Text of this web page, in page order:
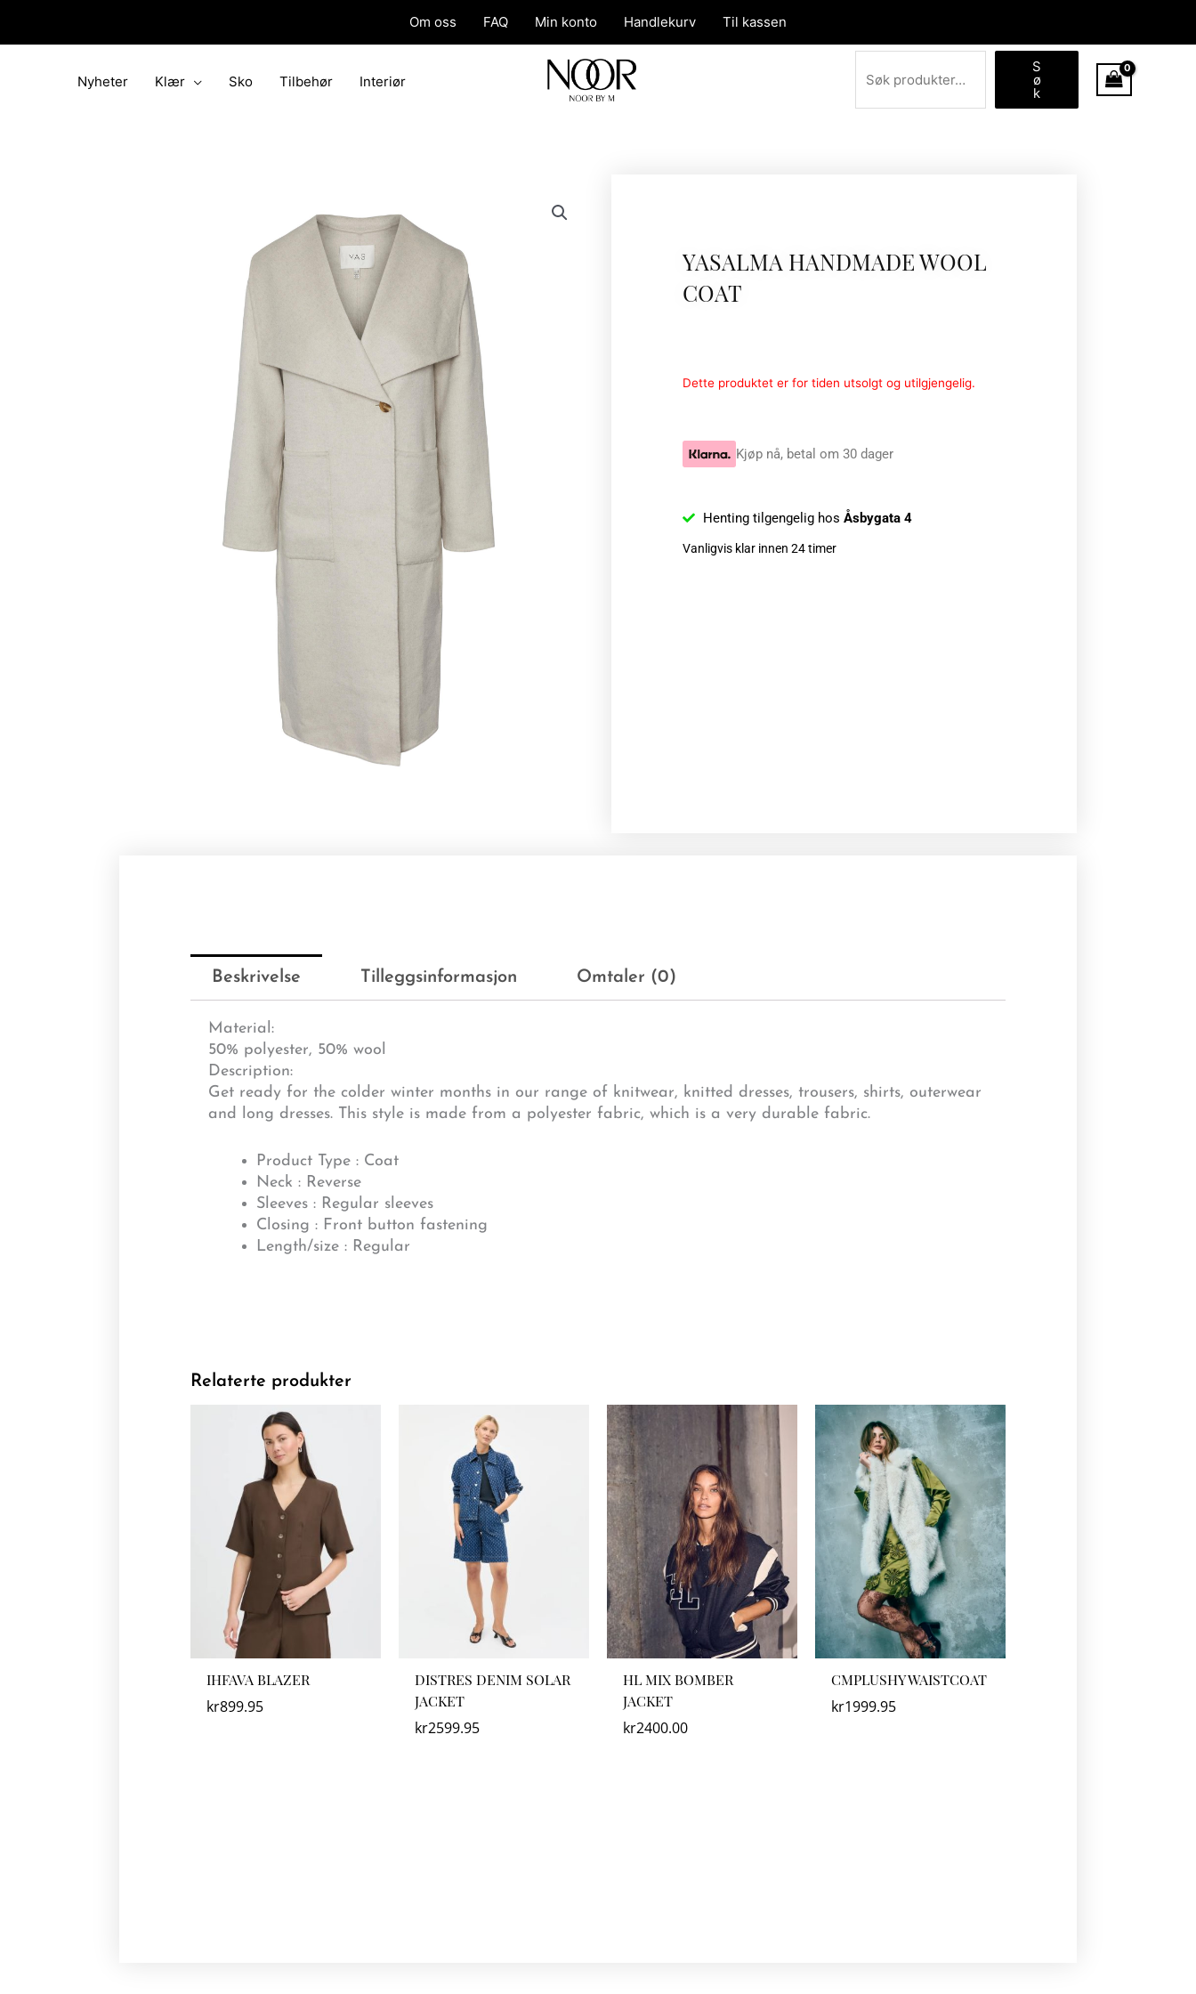
Om oss FAQ Min konto Handlekurv Til kassen
Nyheter Klær Sko Tilbehør Interiør
Søk
S
ø
k
YASALMA HANDMADE WOOL
COAT
Dette produktet er for tiden utsolgt og utilgjengelig.
Kjøp nå, betal om 30 dager
Henting tilgengelig hos Åsbygata 4
Vanligvis klar innen 24 timer
Beskrivelse Tilleggsinformasjon Omtaler (0)
Material:
50% polyester, 50% wool
Description:
Get ready for the colder winter months in our range of knitwear, knitted dresses, trousers, shirts, outerwear
and long dresses. This style is made from a polyester fabric, which is a very durable fabric.
Product Type : Coat
Neck : Reverse
Sleeves : Regular sleeves
Closing : Front button fastening
Length/size : Regular
Relaterte produkter
IHFAVA BLAZER
kr899.95
DISTRES DENIM SOLAR
JACKET
kr2599.95
HL MIX BOMBER
JACKET
kr2400.00
CMPLUSHY WAISTCOAT
kr1999.95